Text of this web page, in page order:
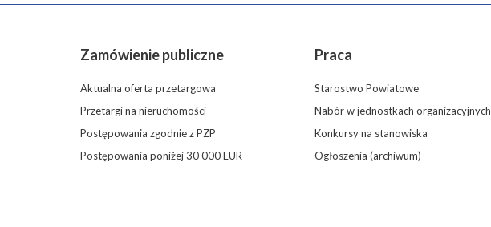
Zamówienie publiczne
Aktualna oferta przetargowa
Przetargi na nieruchomości
Postępowania zgodnie z PZP
Postępowania poniżej 30 000 EUR
Praca
Starostwo Powiatowe
Nabór w jednostkach organizacyjnych
Konkursy na stanowiska
Ogłoszenia (archiwum)